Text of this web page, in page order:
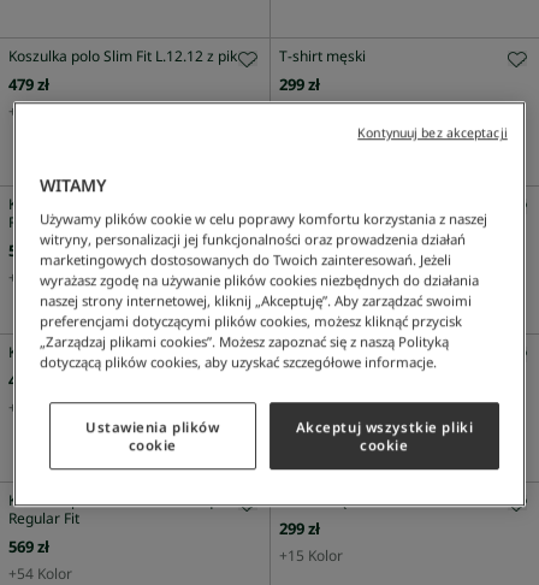
Koszulka polo Slim Fit L.12.12 z piki
479 zł
+41Kolor
T-shirt męski
299 zł
+15Kolor
Koszulka polo Paris Stretch Piqué
Regular Fit
569 zł
+ Kolor
479 zł
+79Kolor
Koszulka polo Slim Fit L.12.12 z piki
479 zł
+ Kolor
Koszulka polo L.12.12 Light męska
classic fit czarna
529 zł
20Kolor
Koszulka polo Paris Stretch Piqué
Regular Fit
569 zł
+54 Kolor
T-shirt męski
299 zł
+15 Kolor
WITAMY
Używamy plików cookie w celu poprawy komfortu korzystania z naszej
witryny, personalizacji jej funkcjonalności oraz prowadzenia działań
marketingowych dostosowanych do Twoich zainteresowań. Jeżeli
wyrażasz zgodę na używanie plików cookies niezbędnych do działania
naszej strony internetowej, kliknij „Akceptuję”. Aby zarządzać swoimi
preferencjami dotyczącymi plików cookies, możesz kliknąć przycisk
„Zarządzaj plikami cookies”. Możesz zapoznać się z naszą Polityką
dotyczącą plików cookies, aby uzyskać szczegółowe informacje.
Ustawienia plików
cookie
Akceptuj wszystkie pliki
cookie
Kontynuuj bez akceptacji